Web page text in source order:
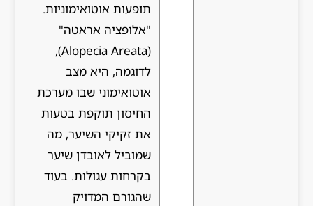
תופעות אוטואימוניות.
"אלופציה אראטה"
(Alopecia Areata),
לדוגמה, היא מצב
אוטואימוני שבו מערכת
החיסון תוקפת בטעות
את זקיקי השיער, מה
שמוביל לאובדן שיער
בקרחות עגולות. בעוד
שהגורם המדויק